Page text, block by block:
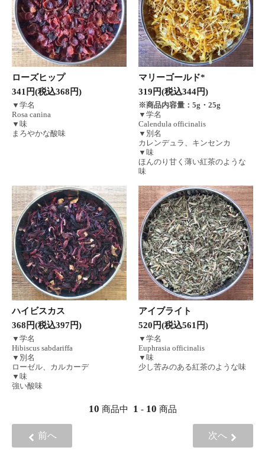
ローズヒップ
341円(税込368円)
▼学名
Rosa canina
▼味
まろやかな酸味
マリーゴールド*
319円(税込344円)
※商品内容量：5g・25g
▼学名
Calendula officinalis
▼別名
カレンデュラ、キンセンカ
▼味
ほんのり甘く薄い紅茶のような
味
ハイビスカス
368円(税込397円)
▼学名
Hibiscus sabdariffa
▼別名
ローゼル、カルカーデ
▼味
強い酸味
アイブライト
520円(税込561円)
▼学名
Euphrasia officinalis
▼味
少し苦みのある紅茶のような味
10 商品中 1 -10 商品
前へ 次へ